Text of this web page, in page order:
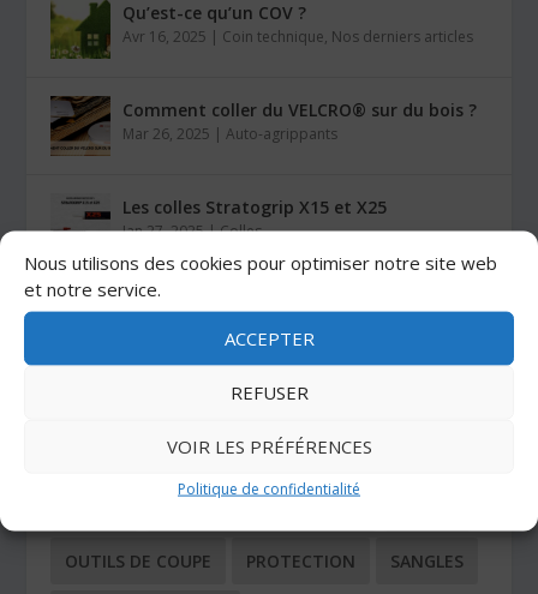
Nous utilisons des cookies pour optimiser notre site web
et notre service.
ACCEPTER
REFUSER
VOIR LES PRÉFÉRENCES
Politique de confidentialité
Qu’est-ce qu’un COV ?
Avr 16, 2025 | Coin technique, Nos derniers articles
Comment coller du VELCRO® sur du bois ?
Mar 26, 2025 |Auto-agrippants
Les colles Stratogrip X15 et X25
Jan 27, 2025|Colles
AUTO-AGRIPPANTS
BUTÉES ADHÉSIVES COIN TECHNIQUE
OUTILS DE COUPE PROTECTION SANGLES